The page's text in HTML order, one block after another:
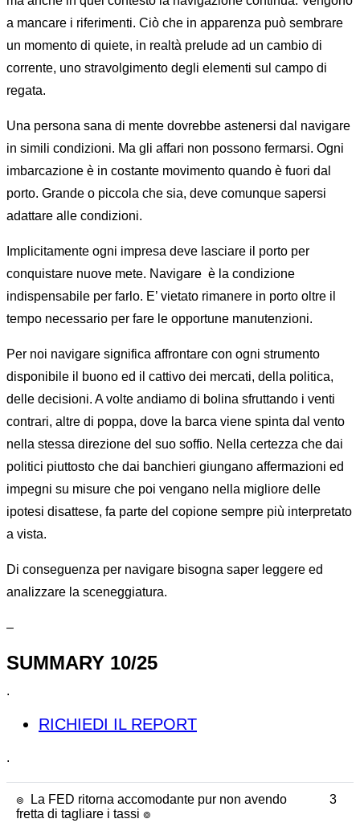
a mancare i riferimenti. Ciò che in apparenza può sembrare
un momento di quiete, in realtà prelude ad un cambio di
corrente, uno stravolgimento degli elementi sul campo di
regata.
Una persona sana di mente dovrebbe astenersi dal navigare
in simili condizioni. Ma gli affari non possono fermarsi. Ogni
imbarcazione è in costante movimento quando è fuori dal
porto. Grande o piccola che sia, deve comunque sapersi
adattare alle condizioni.
Implicitamente ogni impresa deve lasciare il porto per
conquistare nuove mete. Navigare è la condizione
indispensabile per farlo. E’ vietato rimanere in porto oltre il
tempo necessario per fare le opportune manutenzioni.
Per noi navigare significa affrontare con ogni strumento
disponibile il buono ed il cattivo dei mercati, della politica,
delle decisioni. A volte andiamo di bolina sfruttando i venti
contrari, altre di poppa, dove la barca viene spinta dal vento
nella stessa direzione del suo soffio. Nella certezza che dai
politici piuttosto che dai banchieri giungano affermazioni ed
impegni su misure che poi vengano nella migliore delle
ipotesi disattese, fa parte del copione sempre più interpretato
a vista.
Di conseguenza per navigare bisogna saper leggere ed
analizzare la sceneggiatura.
–
SUMMARY 10/25
.
RICHIEDI IL REPORT
.
๏ La FED ritorna accomodante pur non avendo
fretta di tagliare i tassi ๏
3